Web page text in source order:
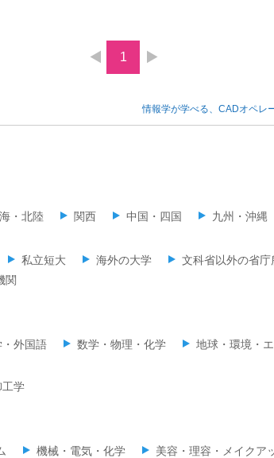
1
情報学が学べる、CADオペレ
・北陸 関西 中国・四国 九州・沖縄
私立短大 海外の大学 文科省以外の省庁
関
・外国語 数学・物理・化学 地球・環境・
工学
機械・電気・化学 美容・理容・メイクア